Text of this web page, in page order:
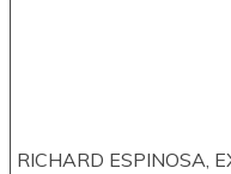
RICHARD ESPINOSA,